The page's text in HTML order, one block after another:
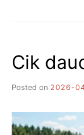
Cik
Posted on 2026-